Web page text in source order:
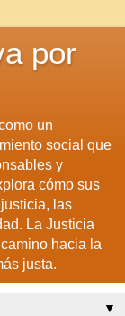
por
un
social que
y
cómo sus
las
La Justicia
hacia la
justa.
▼